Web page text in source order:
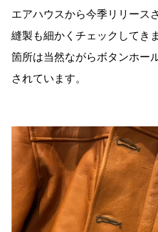
エアハウスから今季リリース
縫製も細かくチェックしてき
箇所は当然ながらボタンホー
されています。